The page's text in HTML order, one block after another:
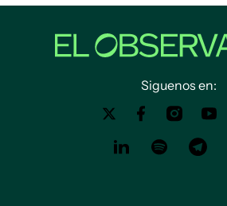
Siguenos en: